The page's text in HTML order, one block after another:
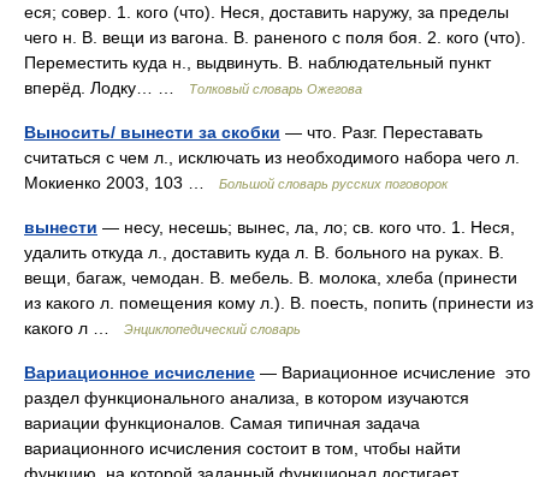
еся; совер. 1. кого (что). Неся, доставить наружу, за пределы
чего н. В. вещи из вагона. В. раненого с поля боя. 2. кого (что).
Переместить куда н., выдвинуть. В. наблюдательный пункт
вперёд. Лодку… …
Толковый словарь Ожегова
Выносить/ вынести за скобки — что. Разг. Переставать
считаться с чем л., исключать из необходимого набора чего л.
Мокиенко 2003, 103 …
Большой словарь русских поговорок
вынести — несу, несешь; вынес, ла, ло; св. кого что. 1. Неся,
удалить откуда л., доставить куда л. В. больного на руках. В.
вещи, багаж, чемодан. В. мебель. В. молока, хлеба (принести
из какого л. помещения кому л.). В. поесть, попить (принести из
какого л …
Энциклопедический словарь
Вариационное исчисление — Вариационное исчисление это
раздел функционального анализа, в котором изучаются
вариации функционалов. Самая типичная задача
вариационного исчисления состоит в том, чтобы найти